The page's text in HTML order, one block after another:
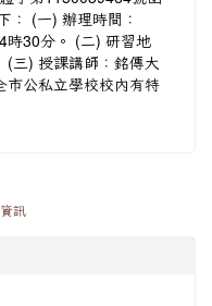
： (一) 辦理時間：
時30分。 (二) 研習地
(三) 授課講師：銘傳大
市公私立學校校內有特
訊